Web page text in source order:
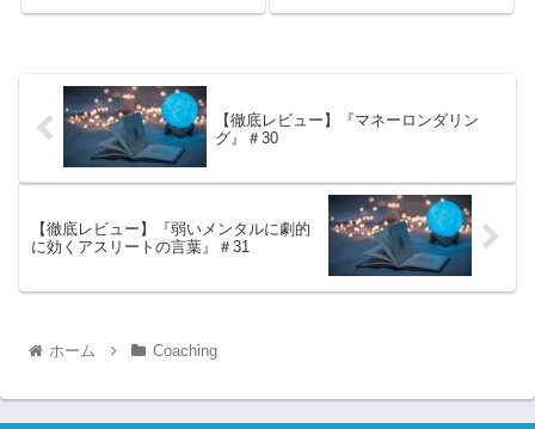
【徹底レビュー】『マネーロンダリン
グ』＃30
【徹底レビュー】『弱いメンタルに劇的
に効くアスリートの言葉』＃31
ホーム Coaching